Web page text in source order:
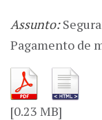
Assunto:
Pagamento de
[0.23 MB]